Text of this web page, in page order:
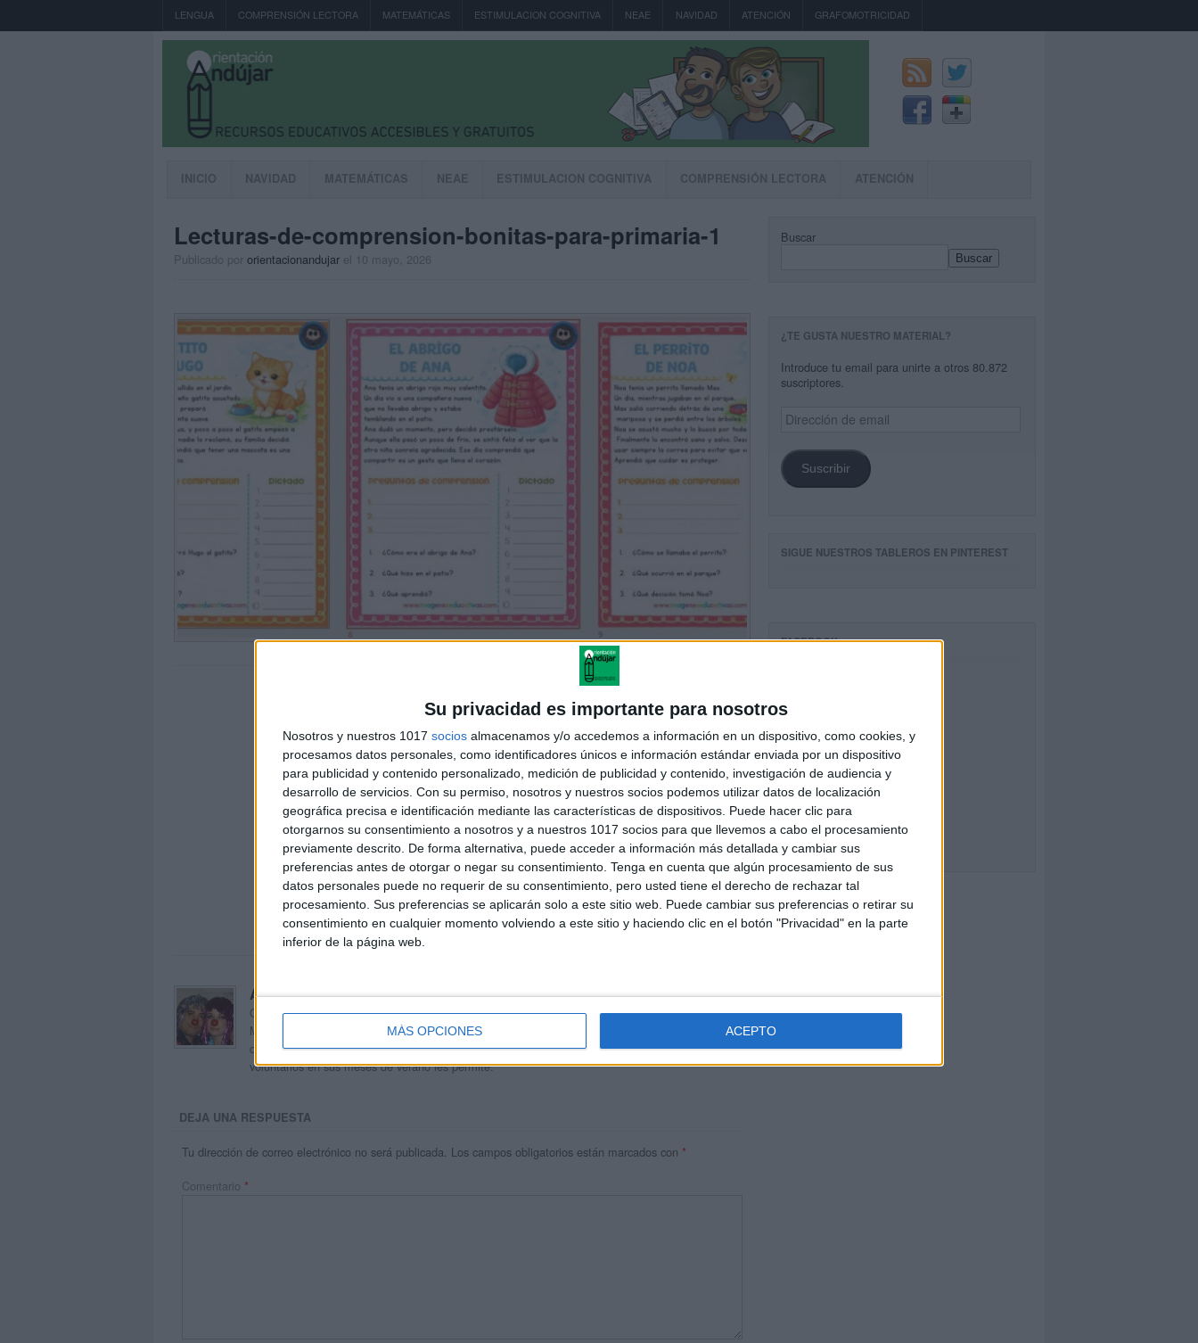
Su privacidad es importante para nosotros
Nosotros y nuestros 1017 socios almacenamos y/o accedemos a información en un dispositivo, como cookies, y
procesamos datos personales, como identificadores únicos e información estándar enviada por un dispositivo
para publicidad y contenido personalizado, medición de publicidad y contenido, investigación de audiencia y
desarrollo de servicios. Con su permiso, nosotros y nuestros socios podemos utilizar datos de localización
geográfica precisa e identificación mediante las características de dispositivos. Puede hacer clic para
otorgarnos su consentimiento a nosotros y a nuestros 1017 socios para que llevemos a cabo el procesamiento
previamente descrito. De forma alternativa, puede acceder a información más detallada y cambiar sus
preferencias antes de otorgar o negar su consentimiento. Tenga en cuenta que algún procesamiento de sus
datos personales puede no requerir de su consentimiento, pero usted tiene el derecho de rechazar tal
procesamiento. Sus preferencias se aplicarán solo a este sitio web. Puede cambiar sus preferencias o retirar su
consentimiento en cualquier momento volviendo a este sitio y haciendo clic en el botón "Privacidad" en la parte
inferior de la página web.
MÁS OPCIONES ACEPTO
LENGUA COMPRENSIÓN LECTORA MATEMÁTICAS ESTIMULACION COGNITIVA NEAE NAVIDAD ATENCIÓN GRAFOMOTRICIDAD
INICIO NAVIDAD MATEMÁTICAS NEAE ESTIMULACION COGNITIVA COMPRENSIÓN LECTORA ATENCIÓN
Lecturas-de-comprension-bonitas-para-primaria-1
Publicado por orientacionandujar el 10 mayo, 2026
Acerca de orientacionandujar
Orientación Andújar no es solo un blog, es la apuesta personal de dos profesores Ginés y
Maribel, que además de ser pareja, son los encargados de los contenidos que encontramos
dentro del blog y en el cual, vuelcan la mayor parte del tiempo, que sus tareas como docentes, y
voluntarios en sus meses de verano les permite.
DEJA UNA RESPUESTA
Tu dirección de correo electrónico no será publicada. Los campos obligatorios están marcados con *
Comentario *
Buscar
Buscar
¿TE GUSTA NUESTRO MATERIAL?
Introduce tu email para unirte a otros 80.872
suscriptores.
Dirección
de
Suscribir
SIGUE NUESTROS TABLEROS EN PINTEREST
FACEBOOK